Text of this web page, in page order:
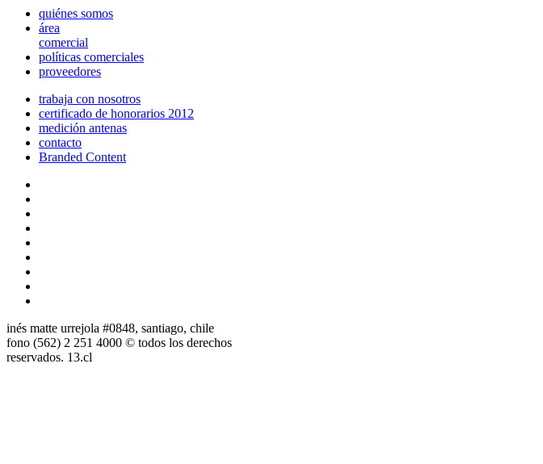
quiénes somos
área
comercial
políticas comerciales
proveedores
trabaja con nosotros
certificado de honorarios 2012
medición antenas
contacto
Branded Content
inés matte urrejola #0848, santiago, chile
fono (562) 2 251 4000 © todos los derechos
reservados. 13.cl